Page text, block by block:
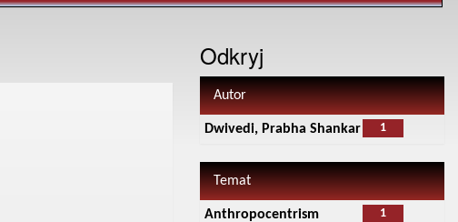
Odkryj
Autor
1
Dwivedi, Prabha Shankar
Temat
1
Anthropocentrism